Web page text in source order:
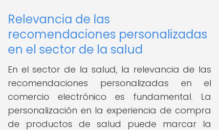
Relevancia de las
recomendaciones personalizadas
en el sector de la salud
En el sector de la salud, la relevancia de las
recomendaciones personalizadas en el
comercio electrónico es fundamental. La
personalización en la experiencia de compra
de productos de salud puede marcar la